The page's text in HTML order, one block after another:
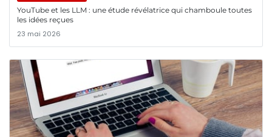
YouTube et les LLM : une étude révélatrice qui chamboule toutes
les idées reçues
23 mai 2026